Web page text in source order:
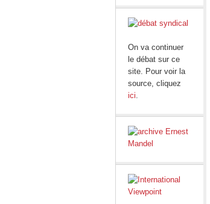
On va continuer
le débat sur ce
site. Pour voir la
source, cliquez
ici.